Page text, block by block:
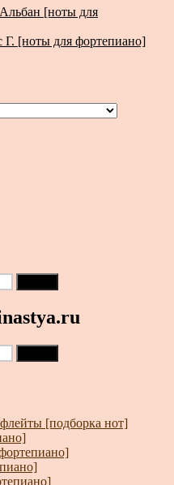
[ноты для
Г. [ноты для фортепиано]
[подборка нот]